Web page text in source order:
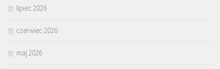
lipiec 2026
czerwiec 2026
maj 2026